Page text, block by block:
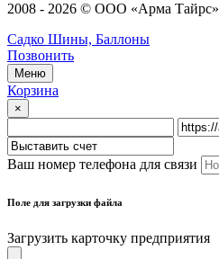
2008 - 2026 © ООО «Арма Тайрс»
Садко Шины, Баллоны
Позвонить
Меню
Корзина
×
Ваш номер телефона для связи
Поле для загрузки файла
Загрузить карточку предприятия